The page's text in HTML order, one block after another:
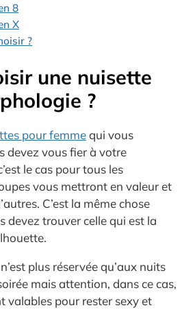
8
X
?
une nuisette
?
pour femmequi vous
devez vous fier à votre
le cas pour tous les
vous mettront en valeur et
C’est la même chose
devez trouver celle qui est la
plus réservée qu’aux nuits
mais attention, dans ce cas,
valables pour rester sexy et